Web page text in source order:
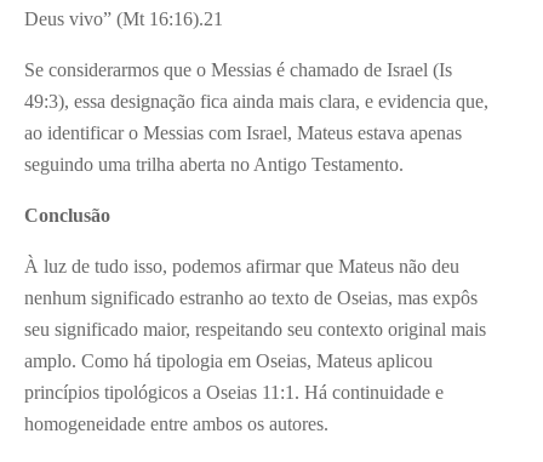
Deus vivo” (Mt 16:16).21
Se considerarmos que o Messias é chamado de Israel (Is
49:3), essa designação fica ainda mais clara, e evidencia que,
ao identificar o Messias com Israel, Mateus estava apenas
seguindo uma trilha aberta no Antigo Testamento.
Conclusão
À luz de tudo isso, podemos afirmar que Mateus não deu
nenhum significado estranho ao texto de Oseias, mas expôs
seu significado maior, respeitando seu contexto original mais
amplo. Como há tipologia em Oseias, Mateus aplicou
princípios tipológicos a Oseias 11:1. Há continuidade e
homogeneidade entre ambos os autores.